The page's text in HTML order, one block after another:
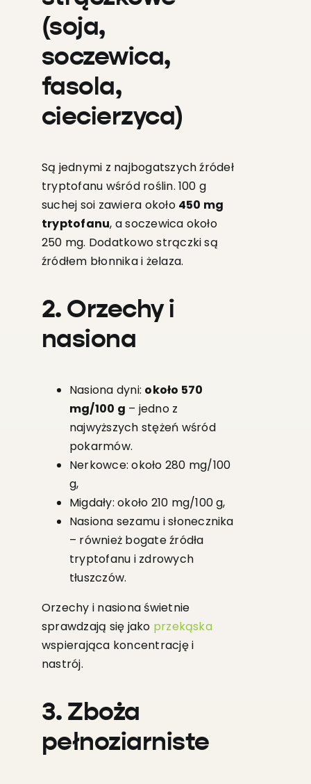
(soja,
soczewica,
fasola,
ciecierzyca)
Są jednymi z najbogatszych źródeł
tryptofanu wśród roślin. 100 g
suchej soi zawiera około 450 mg
tryptofanu, a soczewica około
250 mg. Dodatkowo strączki są
źródłem błonnika i żelaza.
2. Orzechy i
nasiona
Nasiona dyni: około 570
mg/100 g – jedno z
najwyższych stężeń wśród
pokarmów.
Nerkowce: około 280 mg/100
g,
Migdały: około 210 mg/100 g,
Nasiona sezamu i słonecznika
– również bogate źródła
tryptofanu i zdrowych
tłuszczów.
Orzechy i nasiona świetnie
sprawdzają się jako przekąska
wspierająca koncentrację i
nastrój.
3. Zboża
pełnoziarniste